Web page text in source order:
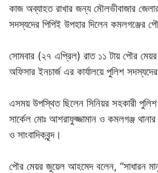
কাজ অব্যাহত রাখার জন্য মৌলভীবাজার
সদস্যদের পিপিই উপহার দিলেন কমলগঞ্জের
সোমবার (২৭ এপ্রিল) রাত ১১ টায় পৌর
অফিসার ইনচার্জ এর কার্যালয়ে পুলিশ
এসময় উপস্থিত ছিলেন সিনিয়র সহকারী
সার্কেল মোঃ আশরাফুজ্জামান ও কমলগঞ্জ
ও সাংবাদিকবৃন্দ।
পৌর মেয়র জুয়েল আহমেদ বলেন, “সাধারন